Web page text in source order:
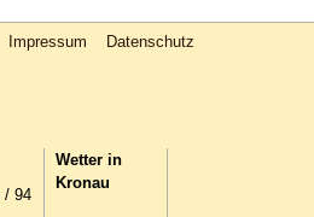
Impressum Datenschutz
/ 94
Wetter in
Kronau